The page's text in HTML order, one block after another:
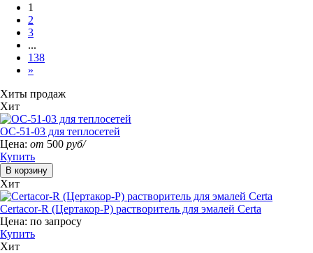
1
2
3
...
138
»
Хиты продаж
Хит
ОС-51-03 для теплосетей
Цена: от 500 руб/
Купить
Хит
Certacor-R (Цертакор-Р) растворитель для эмалей Certa
Цена: по запросу
Купить
Хит